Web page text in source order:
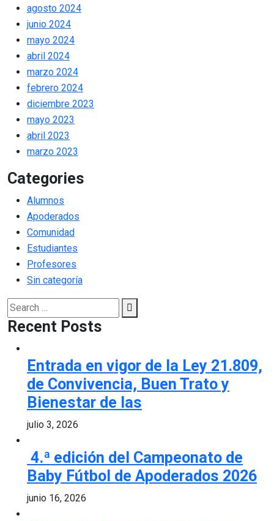
agosto 2024
junio 2024
mayo 2024
abril 2024
marzo 2024
febrero 2024
diciembre 2023
mayo 2023
abril 2023
marzo 2023
Categories
Alumnos
Apoderados
Comunidad
Estudiantes
Profesores
Sin categoría
Search
for:
Search
Recent Posts
Entrada en vigor de la Ley 21.809,
de Convivencia, Buen Trato y
Bienestar de las
julio 3, 2026
4.ª edición del Campeonato de
Baby Fútbol de Apoderados 2026
junio 16, 2026